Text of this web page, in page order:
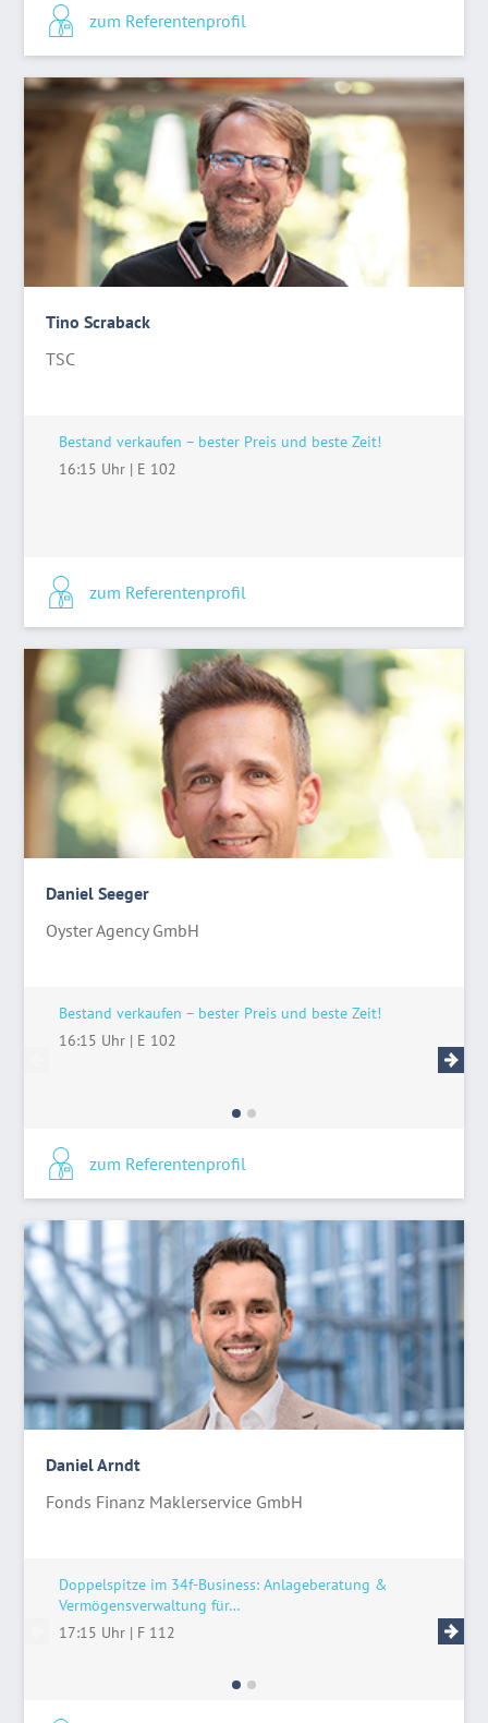
zum Referentenprofil
Tino Scraback
TSC
Bestand verkaufen – bester Preis und beste Zeit!
16:15 Uhr | E 102
zum Referentenprofil
Daniel Seeger
Oyster Agency GmbH
Bestand verkaufen – bester Preis und beste Zeit!
16:15 Uhr | E 102
11:15
zum Referentenprofil
Daniel Arndt
Fonds Finanz Maklerservice GmbH
Doppelspitze im 34f-Business: Anlageberatung &
Vermögensverwaltung für…
17:15 Uhr | F 112